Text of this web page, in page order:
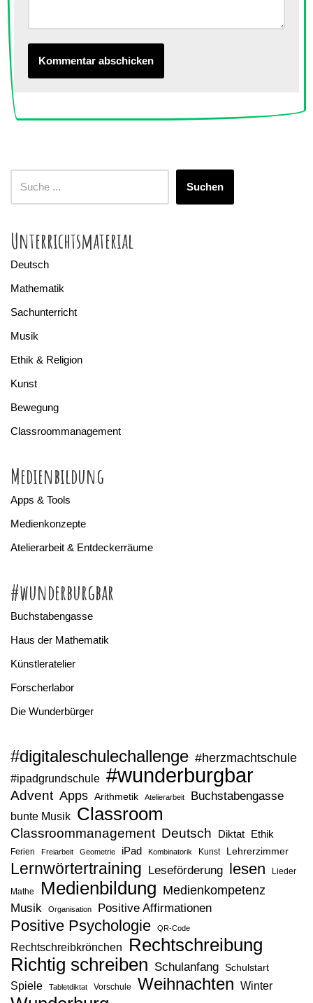
Suchen
Unterrichtsmaterial
Deutsch
Mathematik
Sachunterricht
Musik
Ethik & Religion
Kunst
Bewegung
Classroommanagement
Medienbildung
Apps & Tools
Medienkonzepte
Atelierarbeit & Entdeckerräume
#wunderburgbar
Buchstabengasse
Haus der Mathematik
Künstleratelier
Forscherlabor
Die Wunderbürger
#digitaleschulechallenge #herzmachtschule
#ipadgrundschule #wunderburgbar
Advent Apps Arithmetik Atelierarbeit Buchstabengasse
bunte Musik Classroom
Classroommanagement Deutsch Diktat Ethik
Ferien Freiarbeit Geometrie iPad Kombinatorik Kunst Lehrerzimmer
Lernwörtertraining Leseförderung lesen Lieder
Mathe Medienbildung Medienkompetenz
Musik Organisation Positive Affirmationen
Positive Psychologie QR-Code
Rechtschreibkrönchen Rechtschreibung
Richtig schreiben Schulanfang Schulstart
Spiele Tabletdiktat Vorschule Weihnachten Winter